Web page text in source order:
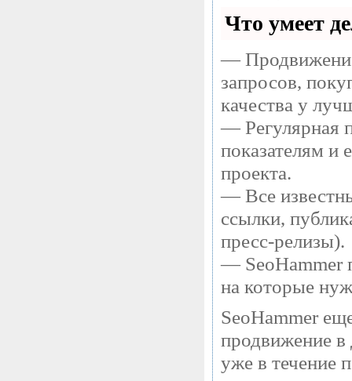
Что умеет
—
запросов,
качества у
— Регулярная
показателям и
проекта.
— Все
ссылки,
пресс-релизы).
— SeoHammer
на которые
SeoHammer
продвижение в
уже в течение